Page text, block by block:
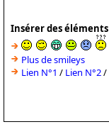
Insérer des éléments
Plus de smileys
Lien N°1 / Lien N°2/